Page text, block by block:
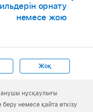
орнату
немесе жою
Жоқ
нұсқаулығы
немесе қайта өткізу